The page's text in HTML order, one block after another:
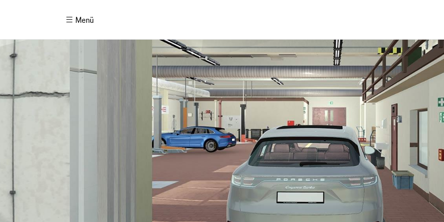
Menü
Porsche'ni Oluştur
Model Karşılaştırma
Porsche Servis & Bakım
Porsche Approved Kullanılmış Araç
Porsche’nize Değer Veriyoruz
Porsche Uzatılmış Garanti
Porsche Satış Sonrası Hizmetler
Porsche’nize Özel Kasko “P Kasko”